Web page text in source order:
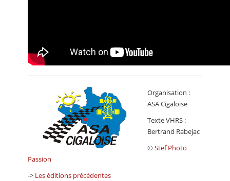
Organisation :
ASA Cigaloise
Texte VHRS :
Bertrand Rabejac
©Stef Photo
Passion
-> Les éditions précédentes